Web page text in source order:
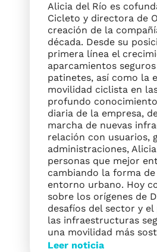
Alicia del Río es
Cicleto y directora de
creación de la
década. Desde su
primera línea el
aparcamientos
patinetes, así como la
movilidad ciclista en
profundo
diaria de la empresa,
marcha de nuevas
relación con usuarios,
administraciones,
personas que mejor
cambiando la forma
entorno urbano. Hoy
sobre los orígenes de
desafíos del sector y el
las infraestructuras
una movilidad más
Leer noticia